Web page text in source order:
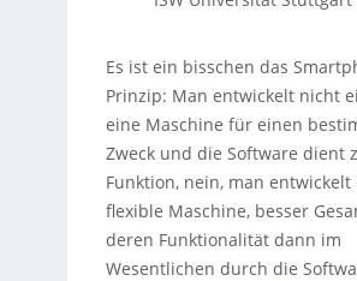
Es ist ein bisschen das
Prinzip: Man entwickelt nicht
eine Maschine für einen
Zweck und die Software dient
Funktion, nein, man entwickelt
flexible Maschine, besser
deren Funktionalität dann im
Wesentlichen durch die